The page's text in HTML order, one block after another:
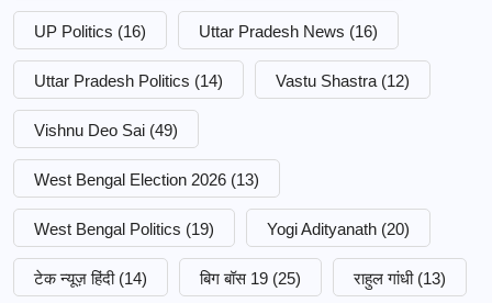
UP Politics (16) Uttar Pradesh News (16)
Uttar Pradesh Politics (14) Vastu Shastra (12)
Vishnu Deo Sai (49)
West Bengal Election 2026 (13)
West Bengal Politics (19) Yogi Adityanath (20)
टेक न्यूज़ हिंदी (14) बिग बॉस 19 (25) राहुल गांधी (13)